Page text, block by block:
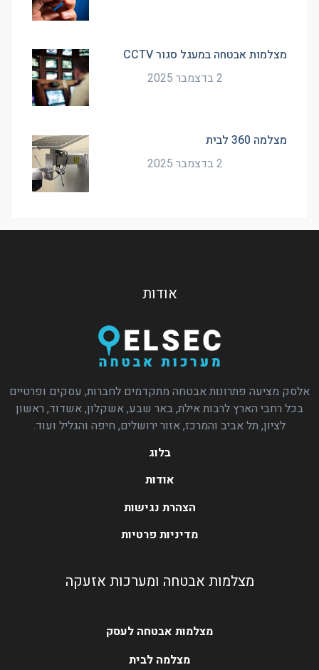
מצלמות אבטחה במעגל סגור CCTV
2 בדצמבר 2025
מצלמה 360 לבית
2 בדצמבר 2025
אודות
אלסק מציעה פתרונות אבטחה מתקדמים לחברות, עסקים ופרטיים
בכל רחבי הארץ לרבות אילת, באר שבע, אשקלון, אשדוד, ראשון
לציון, תל אביב והמרכז, אזור ירושלים, חיפה והגליל ועוד.
בלוג
אודות
הצהרת נגישות
מדיניות פרטיות
מצלמות אבטחה ומערכות אזעקה
מצלמות אבטחה לעסק
מצלמה לבית